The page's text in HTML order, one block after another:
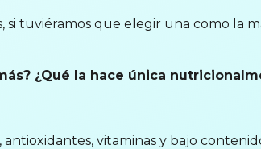
tuviéramos que elegir una como la
¿Qué la hace única
vitaminas y bajo